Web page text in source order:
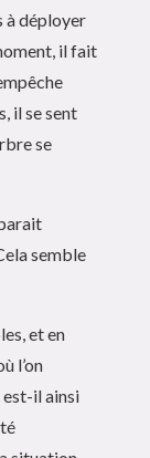
à déployer
il fait
il se sent
se
semble
et en
l’on
est-il ainsi